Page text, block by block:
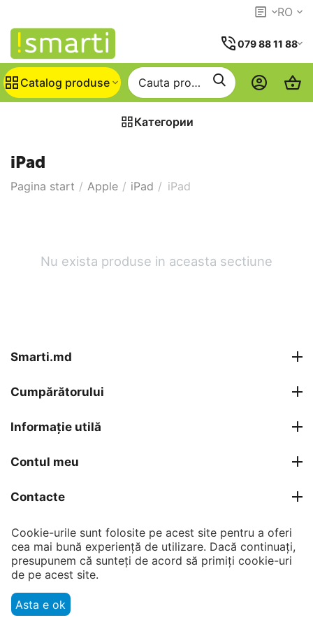
RO
079 88 11 88
Catalog produse
Категории
iPad
Pagina start / Apple / iPad / iPad
Nu exista produse in aceasta sectiune
Smarti.md
Cumpărătorului
Informație utilă
Contul meu
Contacte
© 2007 - 2026 Smarti Computer SRL.
Cookie-urile sunt folosite pe acest site pentru a oferi
cea mai bună experiență de utilizare. Dacă continuați,
presupunem că sunteți de acord să primiți cookie-uri
de pe acest site.
Asta e ok